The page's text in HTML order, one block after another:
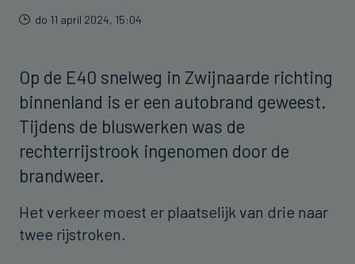
do 11 april 2024, 15:04
Op de E40 snelweg in Zwijnaarde richting
binnenland is er een autobrand geweest.
Tijdens de bluswerken was de
rechterrijstrook ingenomen door de
brandweer.
Het verkeer moest er plaatselijk van drie naar
twee rijstroken.